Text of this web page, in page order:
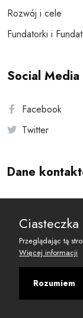
Rozwój i cele
Fundatorki i
Social Media
Facebook
Twitter
Dane
Ciasteczka
Przeglądając tą
Więcej informacji
Rozumiem